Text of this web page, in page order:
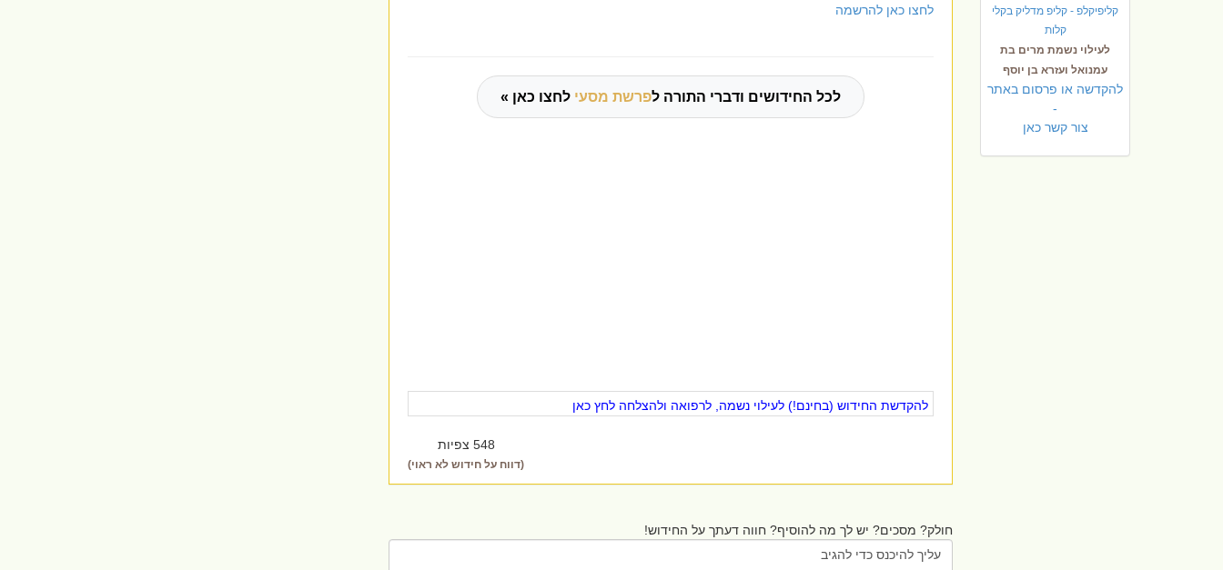
קליפיקלפ - קליפ מדליק בקלי
קלות
לעילוי נשמת מרים בת
עמנואל ועזרא בן יוסף
להקדשה או פרסום באתר
-
צור קשר כאן
לחצו כאן להרשמה
לכל החידושים ודברי התורה לפרשת מסעי לחצו כאן »
להקדשת החידוש (בחינם!) לעילוי נשמה, לרפואה ולהצלחה לחץ כאן
548 צפיות
(דווח על חידוש לא ראוי)
חולק? מסכים? יש לך מה להוסיף? חווה דעתך על החידוש!